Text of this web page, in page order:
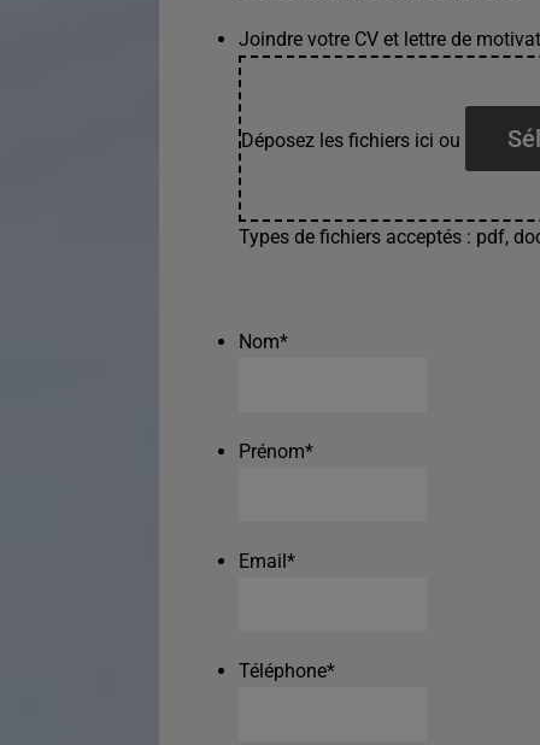
Joindre votre CV et lettre de
Déposez les fichiers ici ou
Types de fichiers acceptés : pdf,
Nom*
Prénom*
Email*
Téléphone*